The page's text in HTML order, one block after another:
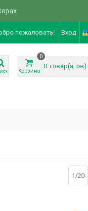
пожаловать! Вход
Корзина
0
0 товар(а, ов)
1/20